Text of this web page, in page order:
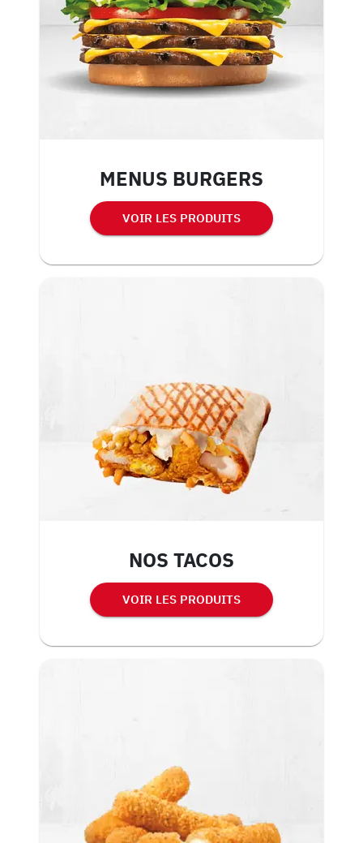
MENUS BURGERS
VOIR LES PRODUITS
NOS TACOS
VOIR LES PRODUITS